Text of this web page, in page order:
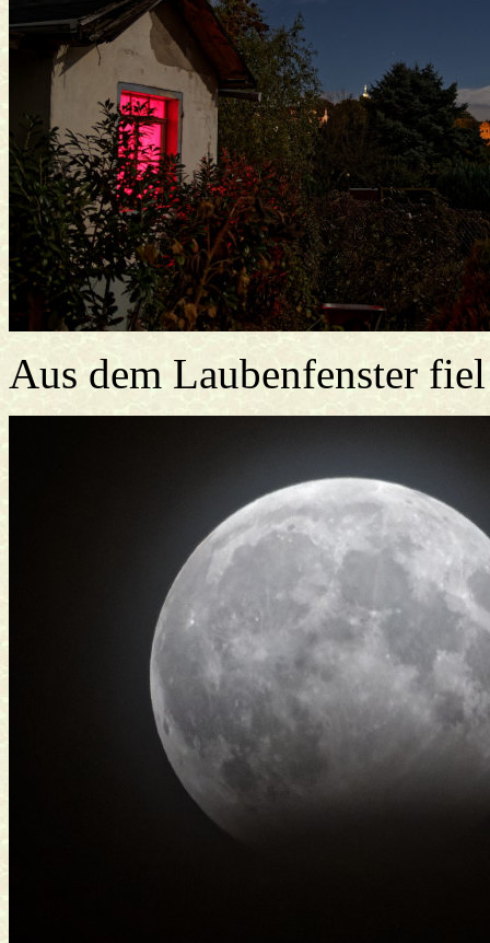
Aus dem Laubenfenster